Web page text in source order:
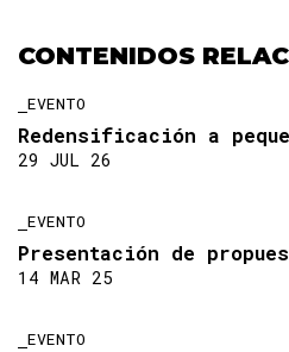
CONTENIDOS
EVENTO
Redensificación a
29 JUL 26
EVENTO
Presentación de
14 MAR 25
EVENTO